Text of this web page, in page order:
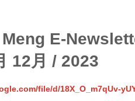
E-
12月 / 2023
file/d/18X_O_m7qUv-